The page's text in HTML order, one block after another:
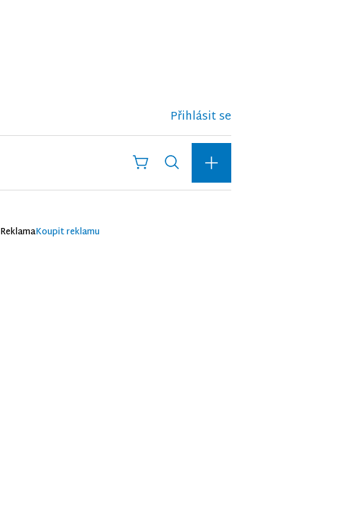
Přihlásit se
ReklamaKoupit reklamu